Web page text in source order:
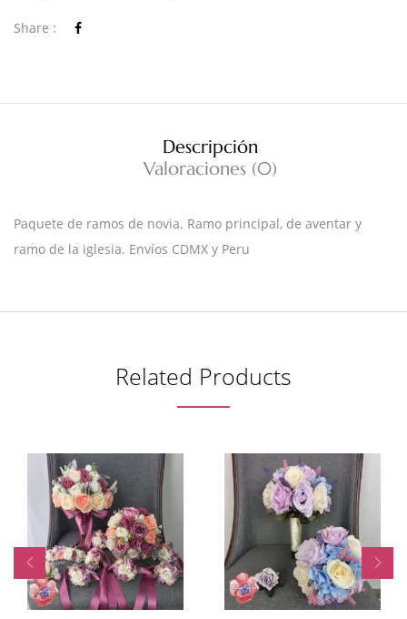
Share :
Descripción
Valoraciones (0)
Paquete de ramos de novia. Ramo principal, de aventar y
ramo de la iglesia. Envíos CDMX y Peru
Related Products